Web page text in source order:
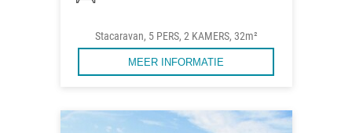
Stacaravan, 5 PERS, 2 KAMERS, 32m²
MEER INFORMATIE